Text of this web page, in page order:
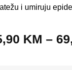
i umiruju
KM –